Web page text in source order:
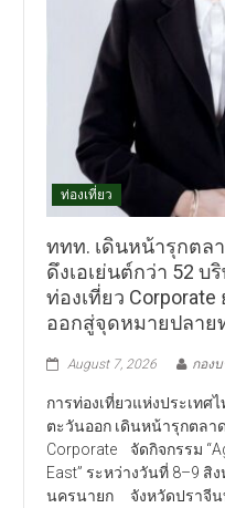
ท่องเที่ยว
ททท. เดินหน้ารุกตลา
ดึงเอเย่นต์กว่า 52 บ
ท่องเที่ยว
ออกสู่จุดหมายปลา
August 7, 2026 กอง
การท่องเที่ยวแห่งประเทศ
ตะวันออก เดินหน้ารุกตลา
Corporate จัดกิจกรรม
East” ระหว่างวันที่ 8–9 สิ
นครนายก จังหวัดปราจีน